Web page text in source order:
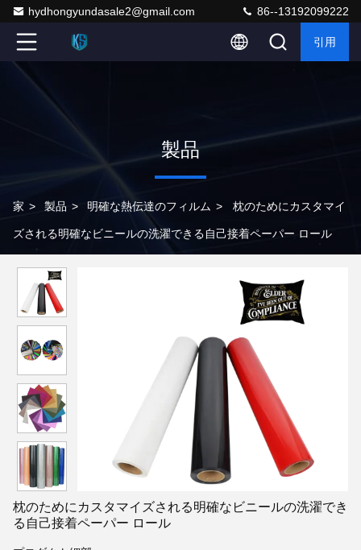
hydhongyundasale2@gmail.com 86--13192099222
引用
製品
家 > 製品 > 明確な熱伝達のフィルム > 枕のためにカスタマイ
ズされる明確なビニールの洗濯できる自己接着ペーパー ロール
枕のためにカスタマイズされる明確なビニールの洗濯でき
る自己接着ペーパー ロール